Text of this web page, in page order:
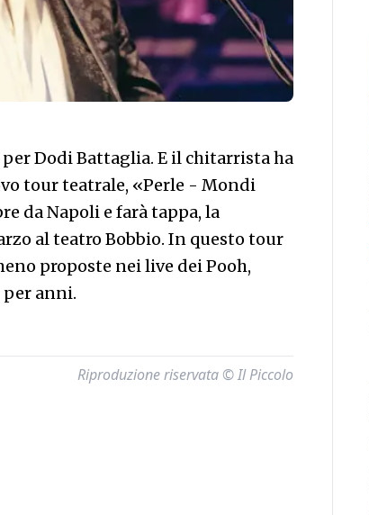
Dodi Battaglia. E il chitarrista ha
tour teatrale, «Perle - Mondi
da Napoli e farà tappa, la
al teatro Bobbio. In questo tour
proposte nei live dei Pooh,
per anni.
Riproduzione riservata © Il Piccolo